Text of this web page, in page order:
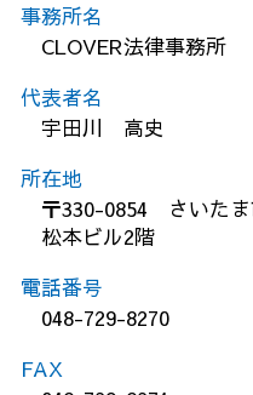
事務所名
CLOVER法律事務所
代表者名
宇田川 高史
所在地
〒330-0854 さいたま
松本ビル2階
電話番号
048-729-8270
FAX